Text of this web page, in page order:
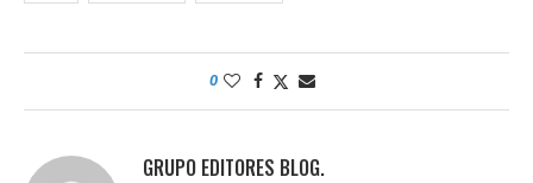
0
GRUPO EDITORES BLOG.